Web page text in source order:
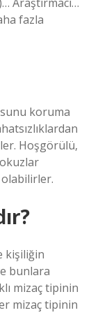
fazla
koruma
Hoşgörülü,
kişiliğin
bunlara
mizaç tipinin
mizaç tipinin